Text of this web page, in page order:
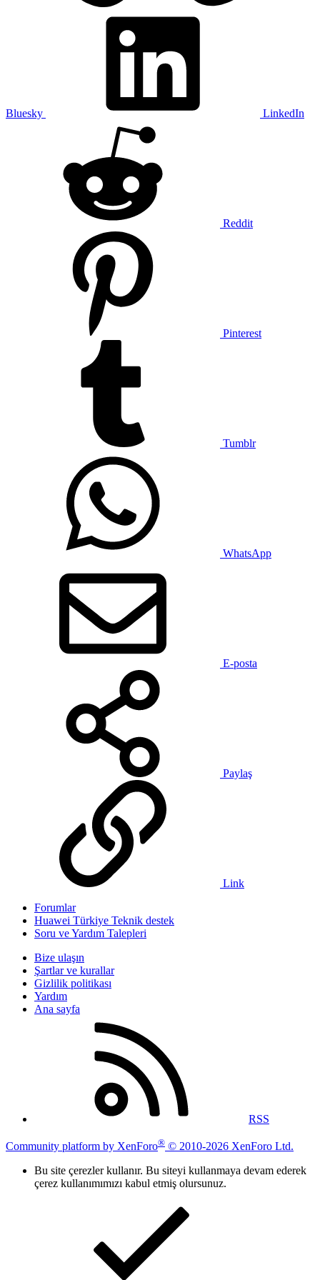
Bluesky LinkedIn
Reddit
Pinterest
Tumblr
WhatsApp
E-posta
Paylaş
Link
Forumlar
Huawei Türkiye Teknik destek
Soru ve Yardım Talepleri
Bize ulaşın
Şartlar ve kurallar
Gizlilik politikası
Yardım
Ana sayfa
RSS
Community platform by XenForo® © 2010-2026 XenForo Ltd.
Bu site çerezler kullanır. Bu siteyi kullanmaya devam ederek
çerez kullanımımızı kabul etmiş olursunuz.